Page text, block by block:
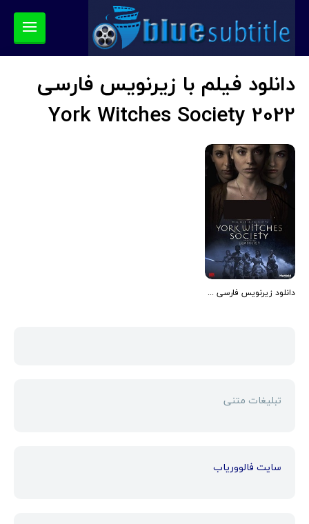
دانلود فیلم با زیرنویس فارسی
York Witches Society 2022
دانلود زیرنویس فارسی فیلم York Witches Society 2022
تبلیغات متنی
سایت فالووریاب